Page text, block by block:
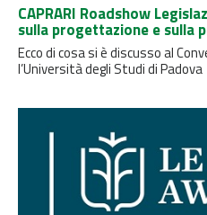
CAPRARI Roadshow
sulla progettazione e sulla
Ecco di cosa si è discusso al
l’Università degli Studi di Padova